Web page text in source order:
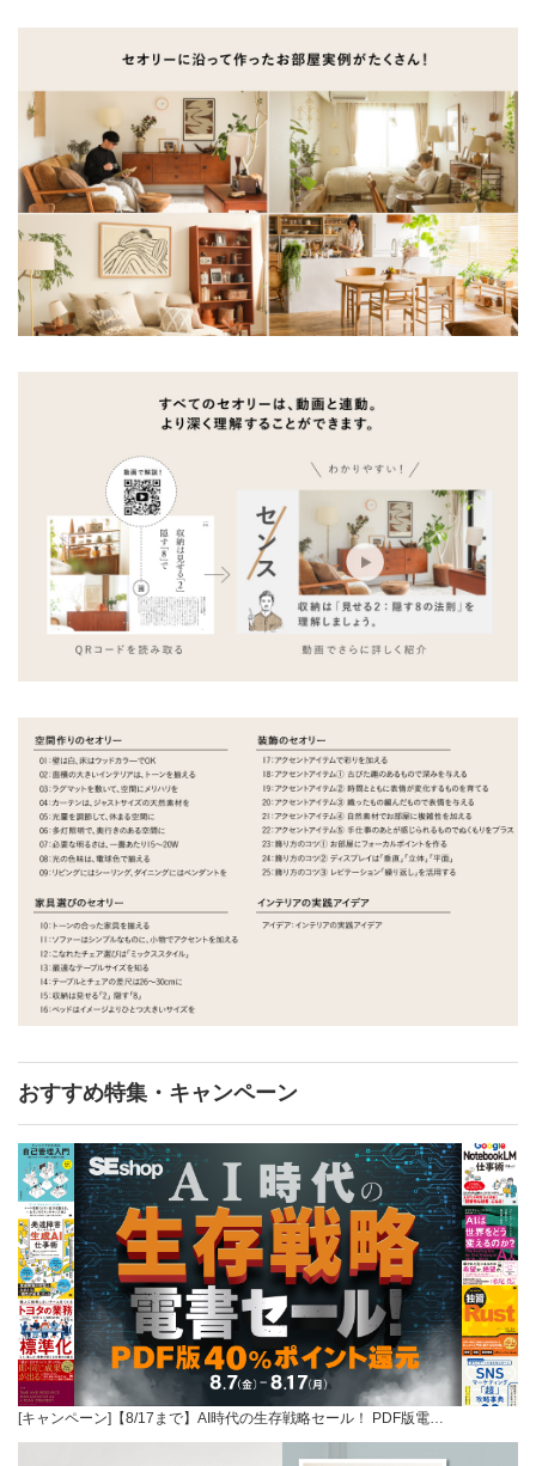
おすすめ特集・キャンペーン
[キャンペーン]【8/17まで】AI時代の生存戦略セール！ PDF版電…